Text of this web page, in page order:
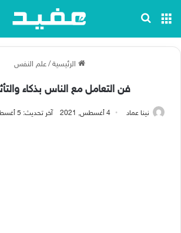
القائمة
الرئيسية / علم النفس
فن التعامل مع الناس بذكاء
نينا عماد 4 أغسطس, 2021 آخر تحديث: 5 أغسطس, 2021